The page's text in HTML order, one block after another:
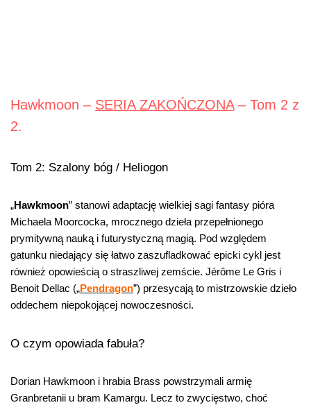
Hawkmoon – SERIA ZAKOŃCZONA– Tom 2 z
2.
Tom 2: Szalony bóg / Heliogon
„Hawkmoon” stanowi adaptację wielkiej sagi fantasy pióra
Michaela Moorcocka, mrocznego dzieła przepełnionego
prymitywną nauką i futurystyczną magią. Pod względem
gatunku niedający się łatwo zaszufladkować epicki cykl jest
również opowieścią o straszliwej zemście. Jérôme Le Gris i
Benoit Dellac („Pendragon”) przesycają to mistrzowskie dzieło
oddechem niepokojącej nowoczesności.
O czym opowiada fabuła?
Dorian Hawkmoon i hrabia Brass powstrzymali armię
Granbretanii u bram Kamargu. Lecz to zwycięstwo, choć